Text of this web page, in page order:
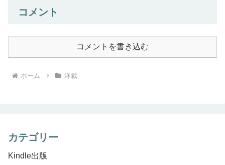
コメント
コメントを書き込む
ホーム 洋裁
カテゴリー
Kindle出版